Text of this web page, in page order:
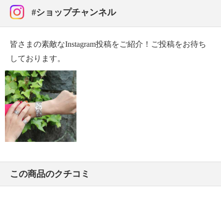
#ショップチャンネル
皆さまの素敵なInstagram投稿をご紹介！ご投稿をお待ち
しております。
この商品のクチコミ